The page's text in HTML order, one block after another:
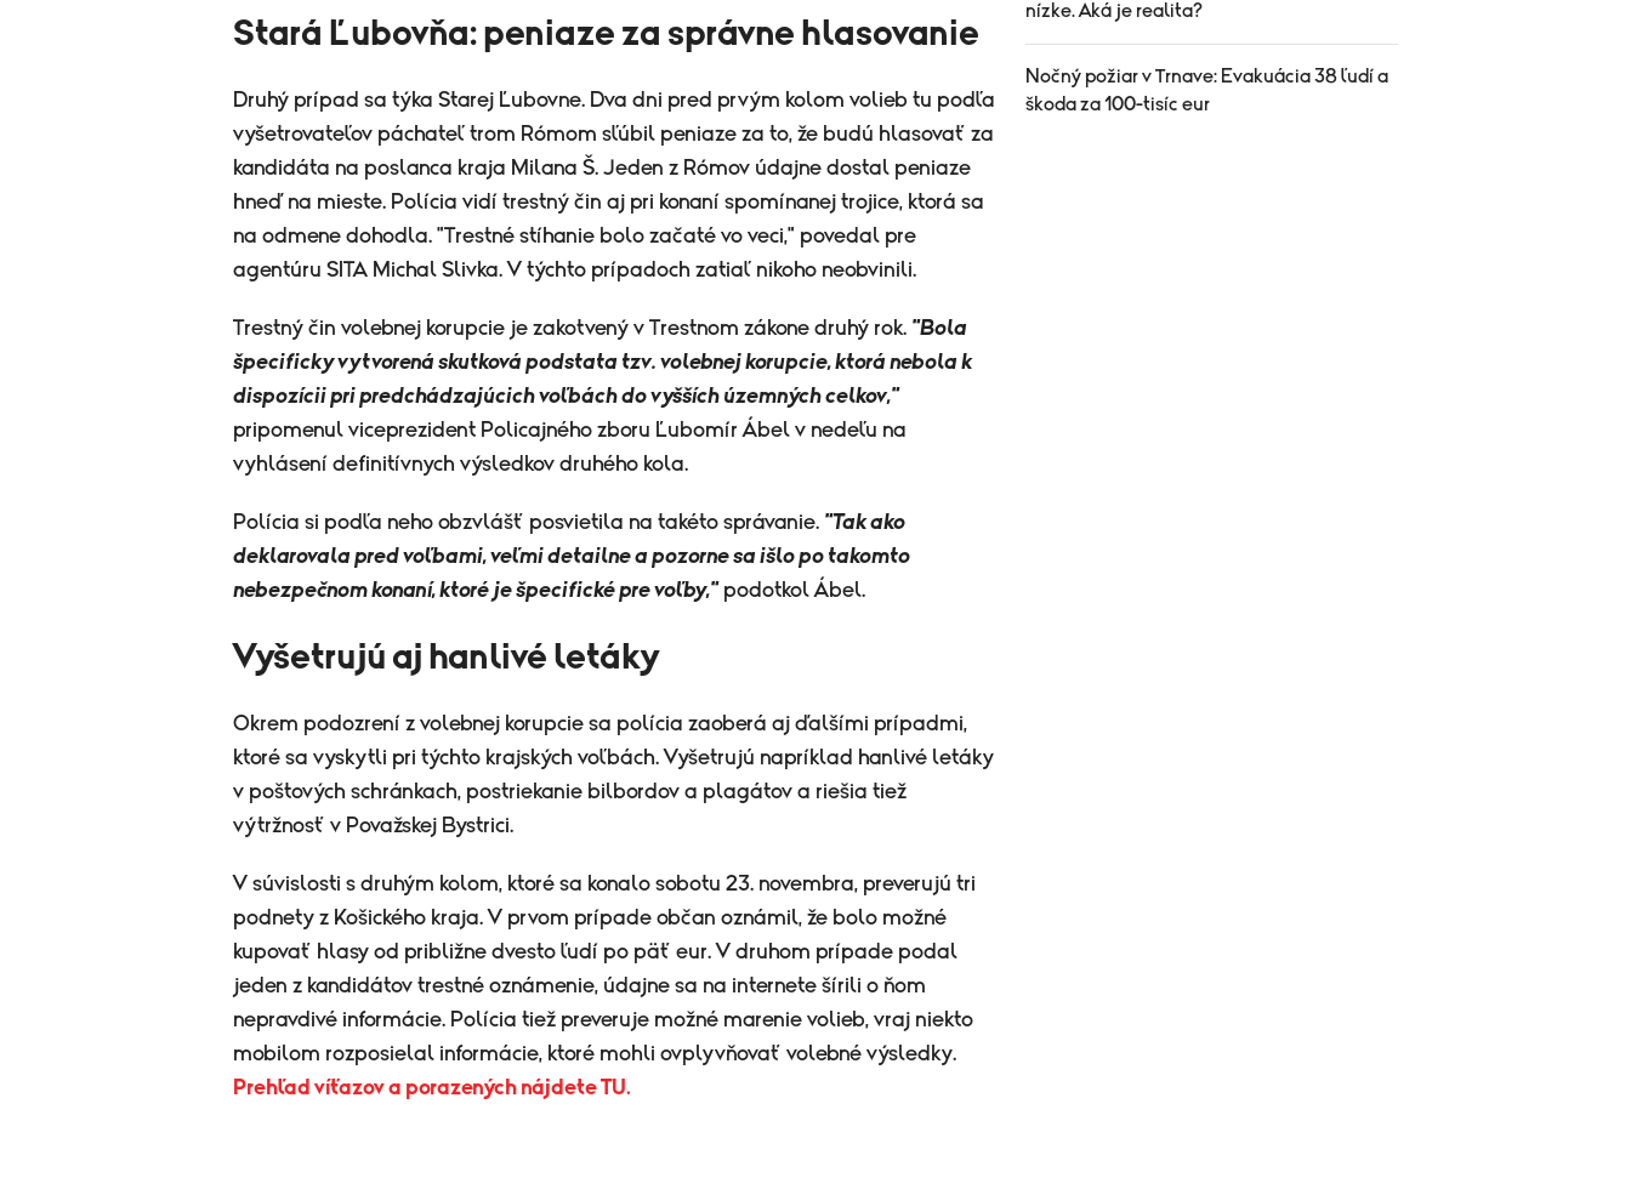
Stará Ľubovňa: peniaze za správne hlasovanie
Druhý prípad sa týka Starej Ľubovne. Dva dni pred prvým kolom volieb tu podľa
vyšetrovateľov páchateľ trom Rómom sľúbil peniaze za to, že budú hlasovať za
kandidáta na poslanca kraja Milana Š. Jeden z Rómov údajne dostal peniaze
hneď na mieste. Polícia vidí trestný čin aj pri konaní spomínanej trojice, ktorá sa
na odmene dohodla. "Trestné stíhanie bolo začaté vo veci," povedal pre
agentúru SITA Michal Slivka. V týchto prípadoch zatiaľ nikoho neobvinili.
Trestný čin volebnej korupcie je zakotvený v Trestnom zákone druhý rok. "Bola
špecificky vytvorená skutková podstata tzv. volebnej korupcie, ktorá nebola k
dispozícii pri predchádzajúcich voľbách do vyšších územných celkov,"
pripomenul viceprezident Policajného zboru Ľubomír Ábel v nedeľu na
vyhlásení definitívnych výsledkov druhého kola.
Polícia si podľa neho obzvlášť posvietila na takéto správanie. "Tak ako
deklarovala pred voľbami, veľmi detailne a pozorne sa išlo po takomto
nebezpečnom konaní, ktoré je špecifické pre voľby,"podotkol Ábel.
Vyšetrujú aj hanlivé letáky
Okrem podozrení z volebnej korupcie sa polícia zaoberá aj ďalšími prípadmi,
ktoré sa vyskytli pri týchto krajských voľbách. Vyšetrujú napríklad hanlivé letáky
v poštových schránkach, postriekanie bilbordov a plagátov a riešia tiež
výtržnosť v Považskej Bystrici.
V súvislosti s druhým kolom, ktoré sa konalo sobotu 23. novembra, preverujú tri
podnety z Košického kraja. V prvom prípade občan oznámil, že bolo možné
kupovať hlasy od približne dvesto ľudí po päť eur. V druhom prípade podal
jeden z kandidátov trestné oznámenie, údajne sa na internete šírili o ňom
nepravdivé informácie. Polícia tiež preveruje možné marenie volieb, vraj niekto
mobilom rozposielal informácie, ktoré mohli ovplyvňovať volebné výsledky.
Prehľad víťazov a porazených nájdete TU.
nízke. Aká je realita?
Nočný požiar v Trnave: Evakuácia 38 ľudí a
škoda za 100-tisíc eur